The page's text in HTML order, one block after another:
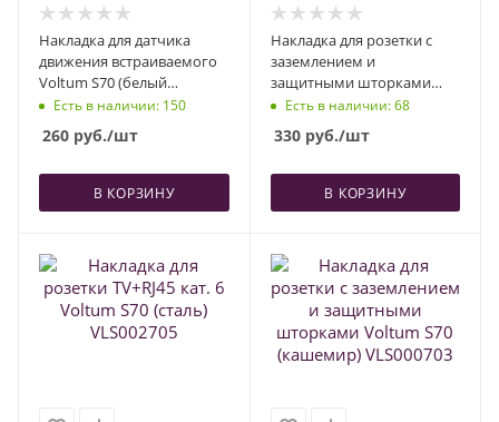
Накладка для датчика
движения встраиваемого
Voltum S70 (белый
глянцевый) VLS002201
Есть в наличии: 150
260 руб./шт
В КОРЗИНУ
Накладка для розетки с
заземлением и
защитными шторками
Voltum S70 (хлопок)
Есть в наличии: 68
330руб./шт
В КОРЗИНУ